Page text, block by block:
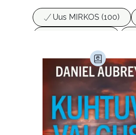
Uus MIRKOS (100)
Kunst ja looming (86)
Maamajandus (24)
Siseturvalisus (34)
Ulme ja fantaasia (244)